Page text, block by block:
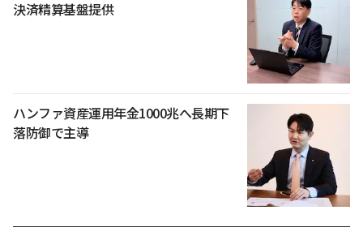
決済精算基盤提供
ハンファ資産運用年金1000兆へ長期下
落防御で主導